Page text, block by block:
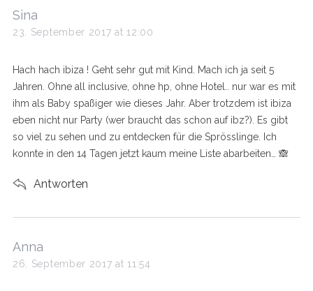
s
a
s
Sina
23. September 2017 at 12:00
Hach hach ibiza ! Geht sehr gut mit Kind. Mach ich ja seit 5
Jahren. Ohne all inclusive, ohne hp, ohne Hotel.. nur war es mit
ihm als Baby spaßiger wie dieses Jahr. Aber trotzdem ist ibiza
eben nicht nur Party (wer braucht das schon auf ibz?). Es gibt
so viel zu sehen und zu entdecken für die Sprösslinge. Ich
konnte in den 14 Tagen jetzt kaum meine Liste abarbeiten… 🙈
Antworten
s
a
Anna
26. September 2017 at 11:54